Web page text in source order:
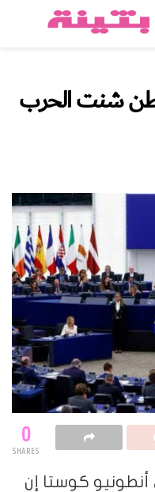
شنت الحرب
0
SHARES
كوستا إن